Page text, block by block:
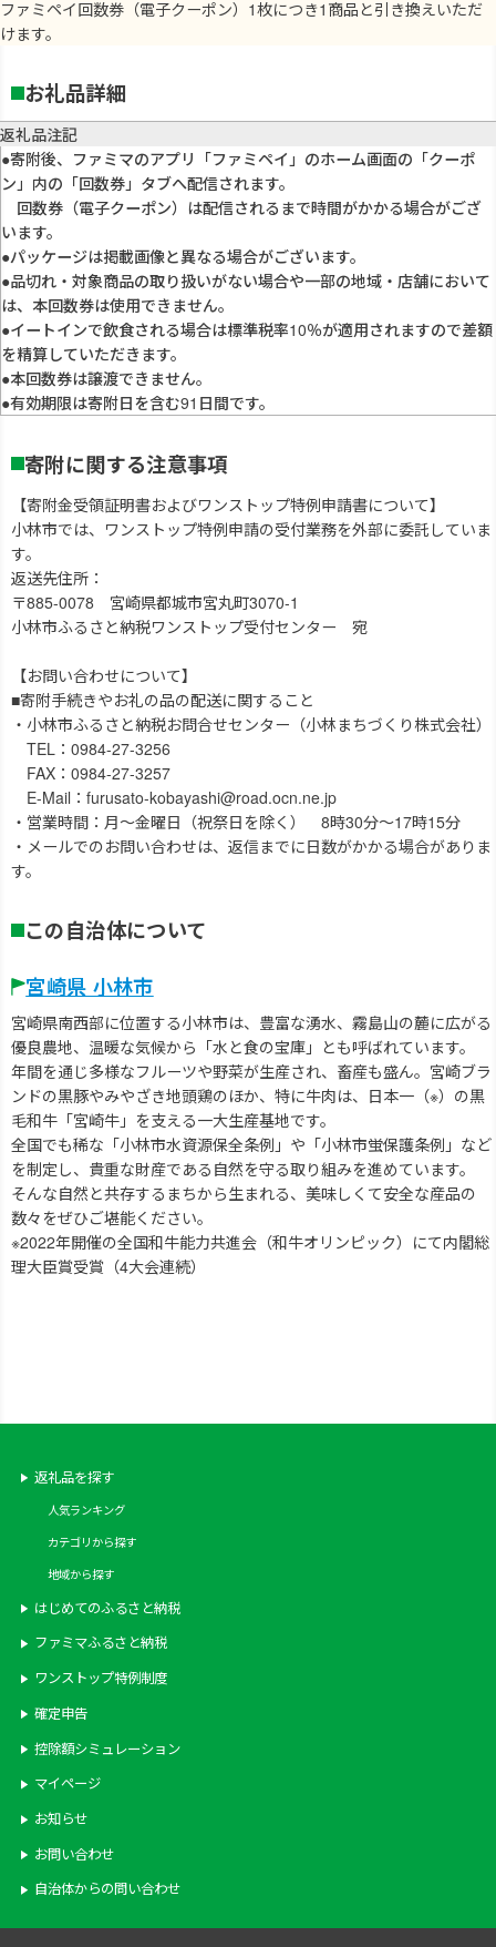
ファミペイ回数券（電子クーポン）1枚につき1商品と引き換えいただ
けます。
お礼品詳細
返礼品注記
●寄附後、ファミマのアプリ「ファミペイ」のホーム画面の「クーポ
ン」内の「回数券」タブへ配信されます。
回数券（電子クーポン）は配信されるまで時間がかかる場合がござ
います。
●パッケージは掲載画像と異なる場合がございます。
●品切れ・対象商品の取り扱いがない場合や一部の地域・店舗において
は、本回数券は使用できません。
●イートインで飲食される場合は標準税率10％が適用されますので差額
を精算していただきます。
●本回数券は譲渡できません。
●有効期限は寄附日を含む91日間です。
寄附に関する注意事項
【寄附金受領証明書およびワンストップ特例申請書について】
小林市では、ワンストップ特例申請の受付業務を外部に委託していま
す。
返送先住所：
〒885-0078 宮崎県都城市宮丸町3070-1
小林市ふるさと納税ワンストップ受付センター 宛
【お問い合わせについて】
■寄附手続きやお礼の品の配送に関すること
・小林市ふるさと納税お問合せセンター（小林まちづくり株式会社）
TEL：0984-27-3256
FAX：0984-27-3257
E-Mail：furusato-kobayashi@road.ocn.ne.jp
・営業時間：月～金曜日（祝祭日を除く） 8時30分～17時15分
・メールでのお問い合わせは、返信までに日数がかかる場合がありま
す。
この自治体について
宮崎県 小林市
宮崎県南西部に位置する小林市は、豊富な湧水、霧島山の麓に広がる
優良農地、温暖な気候から「水と食の宝庫」とも呼ばれています。
年間を通じ多様なフルーツや野菜が生産され、畜産も盛ん。宮崎ブラ
ンドの黒豚やみやざき地頭鶏のほか、特に牛肉は、日本一（※）の黒
毛和牛「宮崎牛」を支える一大生産基地です。
全国でも稀な「小林市水資源保全条例」や「小林市蛍保護条例」など
を制定し、貴重な財産である自然を守る取り組みを進めています。
そんな自然と共存するまちから生まれる、美味しくて安全な産品の
数々をぜひご堪能ください。
※2022年開催の全国和牛能力共進会（和牛オリンピック）にて内閣総
理大臣賞受賞（4大会連続）
返礼品を探す
人気ランキング
カテゴリから探す
地域から探す
はじめてのふるさと納税
ファミマふるさと納税
ワンストップ特例制度
確定申告
控除額シミュレーション
マイページ
お知らせ
お問い合わせ
自治体からの問い合わせ